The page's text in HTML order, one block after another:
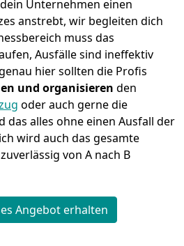
Unternehmen einen
anstrebt, wir begleiten dich
muss das
Ausfälle sind ineffektiv
hier sollten die Profis
und organisieren den
oder auch gerne die
das alles ohne einen Ausfall der
wird auch das gesamte
von A nach B
Angebot erhalten